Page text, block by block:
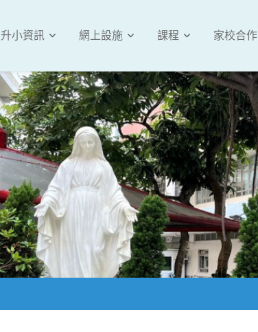
升小資訊 網上設施 課程 家校合作